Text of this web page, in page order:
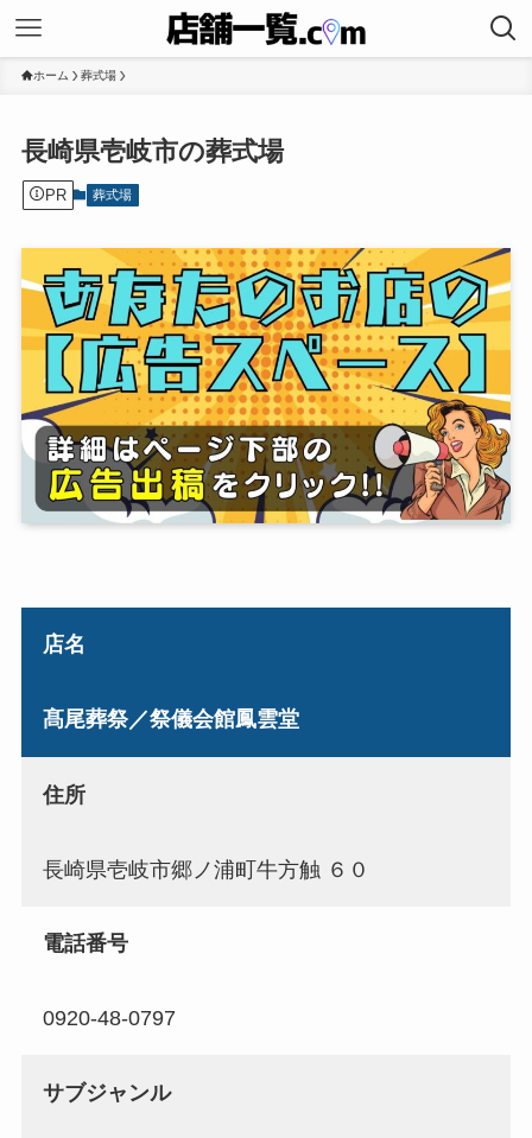
ホーム 葬式場
長崎県壱岐市の葬式場
PR 葬式場
店名
髙尾葬祭／祭儀会館鳳雲堂
住所
長崎県壱岐市郷ノ浦町牛方触 ６０
電話番号
0920-48-0797
サブジャンル